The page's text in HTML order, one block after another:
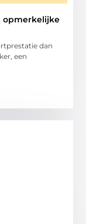
opmerkelijke
dan
een